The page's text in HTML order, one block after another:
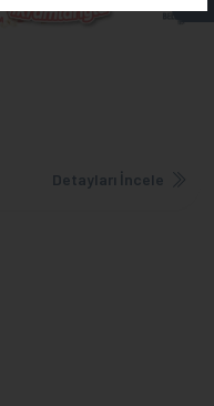
Detayları İncele